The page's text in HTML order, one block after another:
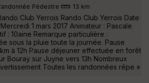
Pédestre 13 km
Club Yerrois Rando Club Yerrois Date
Mercredi 1 mars 2017 Animateur : Pascale
: 10aine Remarque particulière :
sous la pluie toute la journée. Pause
à 12h Pause déjeuner effectuée en forêt
Bouray sur Juyne vers 13h Nombreux
Toutes les randonnées répe »